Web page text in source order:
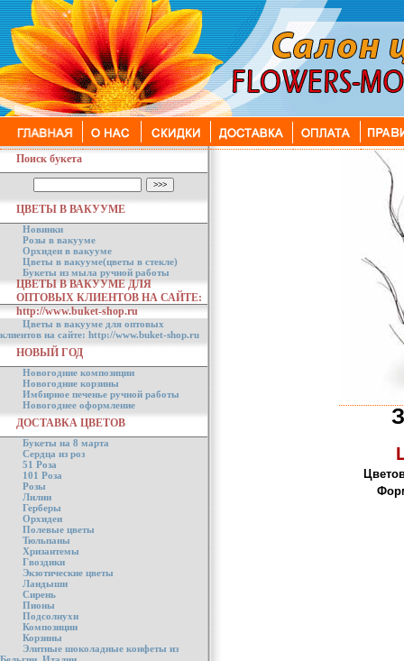
Поиск букета
ЦВЕТЫ В ВАКУУМЕ
Новинки
Розы в вакууме
Орхидеи в вакууме
Цветы в вакууме(цветы в стекле)
Букеты из мыла ручной работы
ЦВЕТЫ В ВАКУУМЕ ДЛЯ
ОПТОВЫХ КЛИЕНТОВ НА САЙТЕ:
http://www.buket-shop.ru
Цветы в вакууме для оптовых
клиентов на сайте: http://www.buket-shop.ru
НОВЫЙ ГОД
Новогодние композиции
Новогодние корзины
Имбирное печенье ручной работы
Новогоднее оформление
ДОСТАВКА ЦВЕТОВ
Букеты на 8 марта
Сердца из роз
51 Роза
101 Роза
Розы
Лилии
Герберы
Орхидеи
Полевые цветы
Тюльпаны
Хризантемы
Гвоздики
Экзотические цветы
Ландыши
Сирень
Пионы
Подсолнухи
Композиции
Корзины
Элитные шоколадные конфеты из